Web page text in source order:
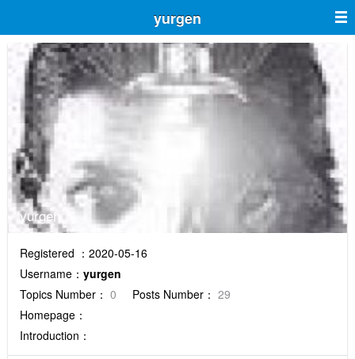
yurgen
yurgen
Registered ：2020-05-16
Username： yurgen
Topics Number： 0 Posts Number： 29
Homepage：
Introduction：